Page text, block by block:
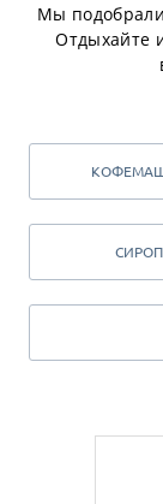
Мы
Отдыхайте